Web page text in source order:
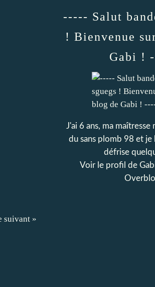
suivant »
----- Salut
! Bienvenue
Gabi !
J'ai 6 ans, ma
du sans plomb 98 et je
défrise
Voir le profil de